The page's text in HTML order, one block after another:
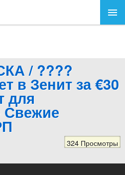
/ ????
в Зенит за €30
для
Свежие
324 Просмотры